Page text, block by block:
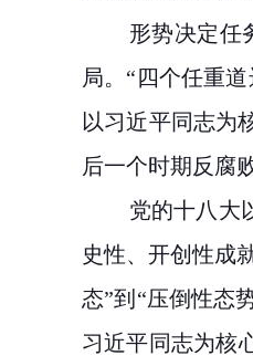
形势决定任
局。 “四个任重
以习近平同志为
后一个时期反腐
党的十八大
史性、开创性成
态”到“压倒性态
习近平同志为核